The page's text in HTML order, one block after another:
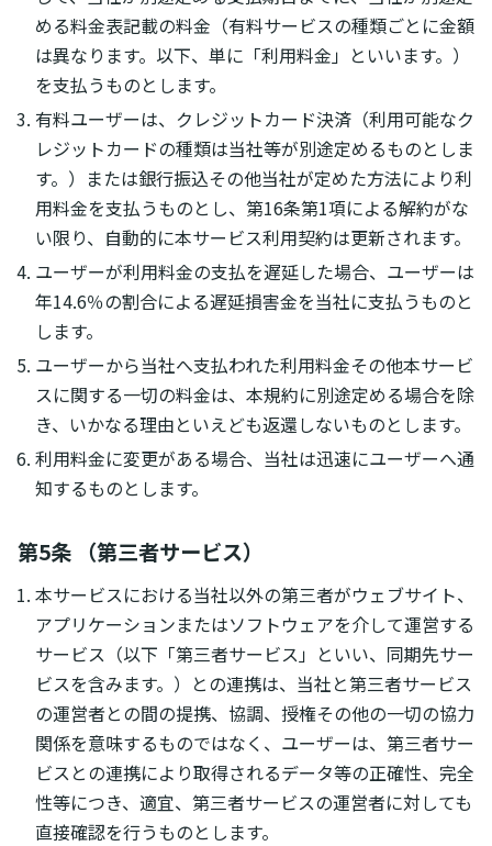
める料金表記載の料金（有料サービスの種類ごとに金額
は異なります。以下、単に「利用料金」といいます。）
を支払うものとします。
有料ユーザーは、クレジットカード決済（利用可能なク
レジットカードの種類は当社等が別途定めるものとしま
す。）または銀行振込その他当社が定めた方法により利
用料金を支払うものとし、第16条第1項による解約がな
い限り、自動的に本サービス利用契約は更新されます。
ユーザーが利用料金の支払を遅延した場合、ユーザーは
年14.6％の割合による遅延損害金を当社に支払うものと
します。
ユーザーから当社へ支払われた利用料金その他本サービ
スに関する一切の料金は、本規約に別途定める場合を除
き、いかなる理由といえども返還しないものとします。
利用料金に変更がある場合、当社は迅速にユーザーへ通
知するものとします。
第5条 （第三者サービス）
本サービスにおける当社以外の第三者がウェブサイト、
アプリケーションまたはソフトウェアを介して運営する
サービス（以下「第三者サービス」といい、同期先サー
ビスを含みます。）との連携は、当社と第三者サービス
の運営者との間の提携、協調、授権その他の一切の協力
関係を意味するものではなく、ユーザーは、第三者サー
ビスとの連携により取得されるデータ等の正確性、完全
性等につき、適宜、第三者サービスの運営者に対しても
直接確認を行うものとします。